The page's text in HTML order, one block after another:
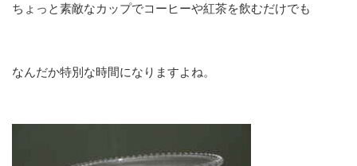
ちょっと素敵なカップでコーヒーや紅茶を飲むだけでも
なんだか特別な時間になりますよね。